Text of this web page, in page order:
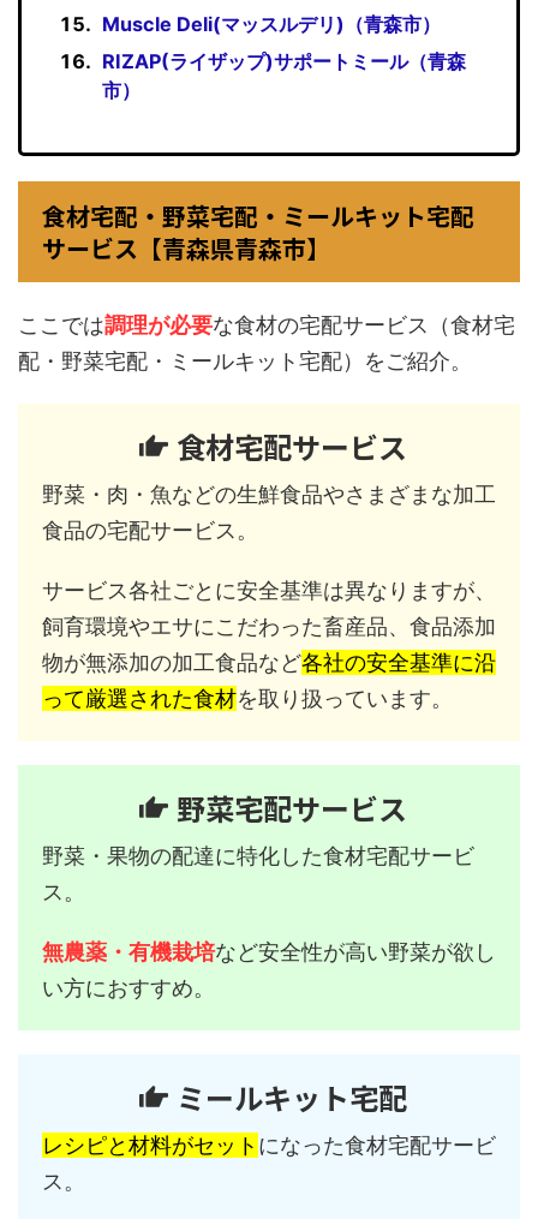
Muscle Deli(マッスルデリ)（青森市）
RIZAP(ライザップ)サポートミール（青森
市）
食材宅配・野菜宅配・ミールキット宅配
サービス【青森県青森市】
ここでは調理が必要な食材の宅配サービス（食材宅
配・野菜宅配・ミールキット宅配）をご紹介。
食材宅配サービス
野菜・肉・魚などの生鮮食品やさまざまな加工
食品の宅配サービス。
サービス各社ごとに安全基準は異なりますが、
飼育環境やエサにこだわった畜産品、食品添加
物が無添加の加工食品など各社の安全基準に沿
って厳選された食材を取り扱っています。
野菜宅配サービス
野菜・果物の配達に特化した食材宅配サービ
ス。
無農薬・有機栽培など安全性が高い野菜が欲し
い方におすすめ。
ミールキット宅配
レシピと材料がセット になった食材宅配サービ
ス。